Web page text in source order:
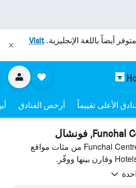
متوفر أيضاً باللغة الإنجليزية.Visit
الأعلى تقييماً أرخص الفنادق
ابحث عن فنادق بجانب Funchal Centre من مئات مواقع